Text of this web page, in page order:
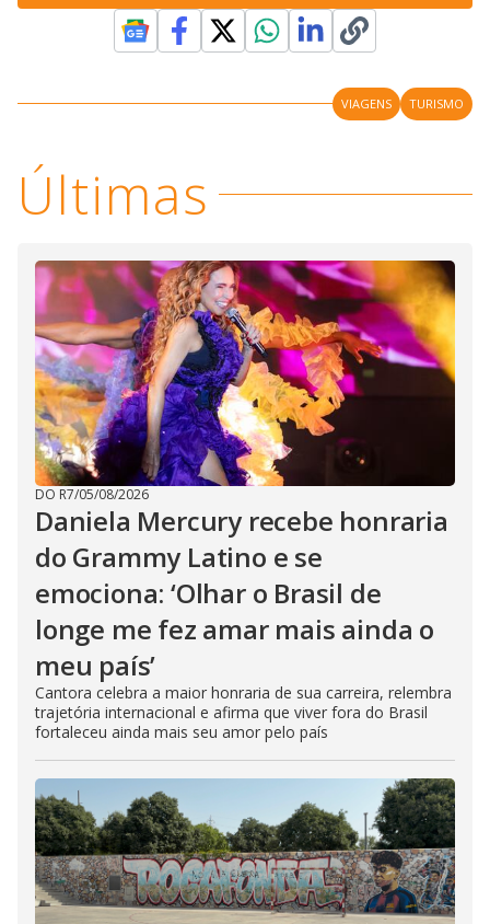
VIAGENS TURISMO
Últimas
DO R7/05/08/2026
Daniela Mercury recebe honraria
do Grammy Latino e se
emociona: ‘Olhar o Brasil de
longe me fez amar mais ainda o
meu país’
Cantora celebra a maior honraria de sua carreira, relembra
trajetória internacional e afirma que viver fora do Brasil
fortaleceu ainda mais seu amor pelo país